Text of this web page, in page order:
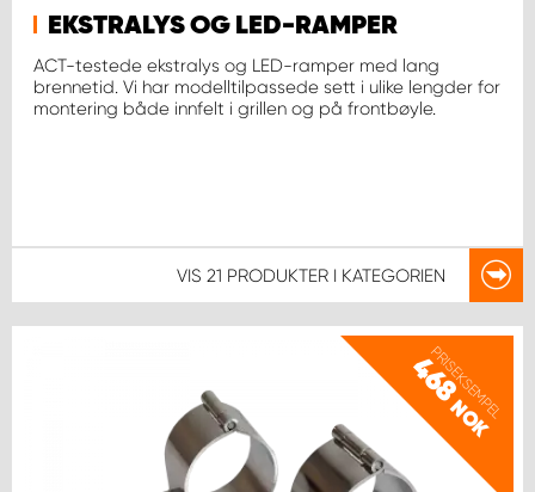
EKSTRALYS OG LED-RAMPER
ACT-testede ekstralys og LED-ramper med lang
brennetid. Vi har modelltilpassede sett i ulike lengder for
montering både innfelt i grillen og på frontbøyle.
VIS 21 PRODUKTER I KATEGORIEN
PRISEKSEMPEL
468
NOK